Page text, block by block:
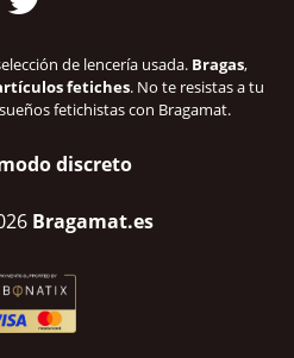
de lencería usada. Bragas,
fetiches. No te resistas a tu
fetichistas con Bragamat.
discreto
Bragamat.es